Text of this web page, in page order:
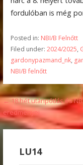
fordulóban is még
Posted in: NBI/B Felnőtt
Filed under: 2024/2025,
gardonypazmand_nk,
NBI/B felnőtt
Bejegyzés
navigáció
← 18.hét utánpótlás és
eredményei
LU14